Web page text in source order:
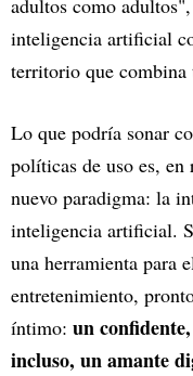
adultos como
inteligencia artificial
territorio que combina
Lo que podría sonar
políticas de uso es,
nuevo paradigma: la
inteligencia artificial.
una herramienta para
entretenimiento,
íntimo: un
incluso, un amante